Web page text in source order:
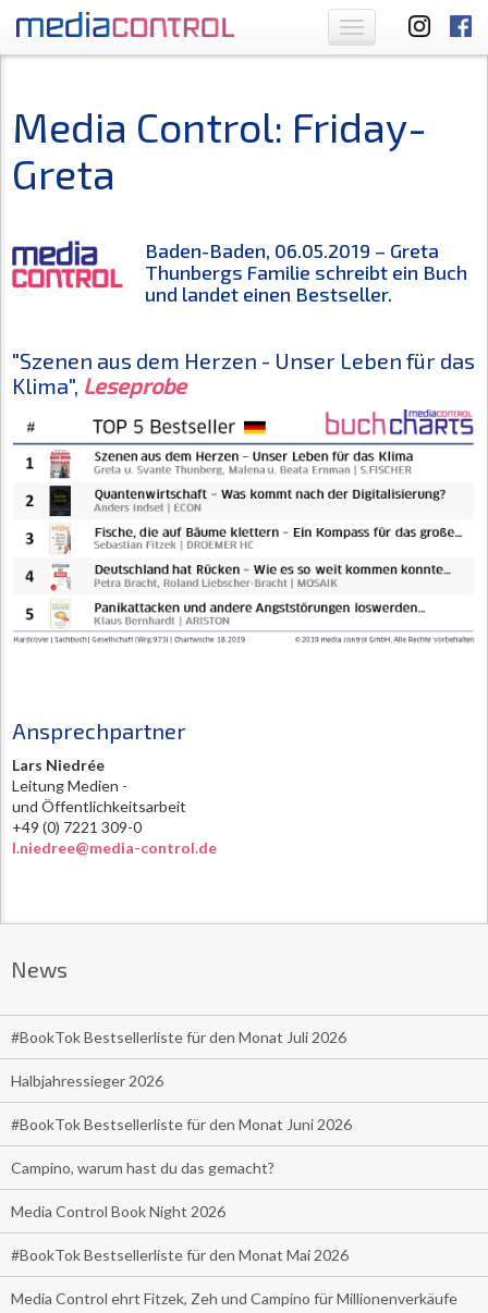
Toggle
navigation
Media Control: Friday-
Greta
Baden-Baden, 06.05.2019 – Greta
Thunbergs Familie schreibt ein Buch
und landet einen Bestseller.
"Szenen aus dem Herzen - Unser Leben für das
Klima", Leseprobe
Ansprechpartner
Lars Niedrée
Leitung Medien -
und Öffentlichkeitsarbeit
+49 (0) 7221 309-0
l.niedree@media-control.de
News
#BookTok Bestsellerliste für den Monat Juli 2026
Halbjahressieger 2026
#BookTok Bestsellerliste für den Monat Juni 2026
Campino, warum hast du das gemacht?
Media Control Book Night 2026
#BookTok Bestsellerliste für den Monat Mai 2026
Media Control ehrt Fitzek, Zeh und Campino für Millionenverkäufe